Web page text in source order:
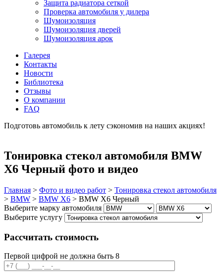
Защита радиатора сеткой
Проверка автомобиля у дилера
Шумоизоляция
Шумоизоляция дверей
Шумоизоляция арок
Галерея
Контакты
Новости
Библиотека
Отзывы
О компании
FAQ
Подготовь автомобиль к лету сэкономив на наших акциях!
Тонировка стекол автомобиля BMW
X6 Черный фото и видео
Главная > Фото и видео работ > Тонировка стекол автомобиля
> BMW > BMW X6 > BMW X6 Черный
Выберите марку автомобиля
Выберите услугу
Рассчитать стоимость
Первой цифрой не должна быть 8